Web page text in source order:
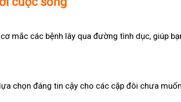
mắc các bệnh lây qua đường tình dục, giúp
chọn đáng tin cậy cho các cặp đôi chưa